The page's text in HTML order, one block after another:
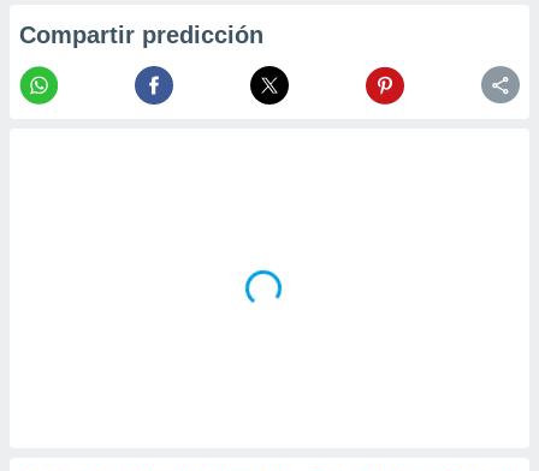
Compartir predicción